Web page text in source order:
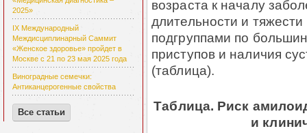
2025»
IX Международный
Междисциплинарный Саммит
«Женское здоровье» пройдет в
Москве с 21 по 23 мая 2025 года
Виноградные семечки:
Антиканцерогенные свойства
Все статьи
возраста к началу
длительности и
подгруппами по
приступов и наличия
(таблица).
Таблица. Риск
и